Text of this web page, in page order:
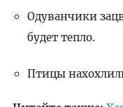
Одуванчики
будет тепло.
Птицы